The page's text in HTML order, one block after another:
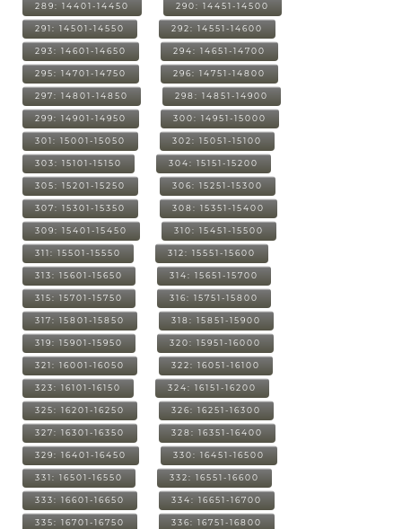
289: 14401-14450 290: 14451-14500
291: 14501-14550 292: 14551-14600
293: 14601-14650 294: 14651-14700
295: 14701-14750 296: 14751-14800
297: 14801-14850 298: 14851-14900
299: 14901-14950 300: 14951-15000
301: 15001-15050 302: 15051-15100
303: 15101-15150 304: 15151-15200
305: 15201-15250 306: 15251-15300
307: 15301-15350 308: 15351-15400
309: 15401-15450 310: 15451-15500
311: 15501-15550 312: 15551-15600
313: 15601-15650 314: 15651-15700
315: 15701-15750 316: 15751-15800
317: 15801-15850 318: 15851-15900
319: 15901-15950 320: 15951-16000
321: 16001-16050 322: 16051-16100
323: 16101-16150 324: 16151-16200
325: 16201-16250 326: 16251-16300
327: 16301-16350 328: 16351-16400
329: 16401-16450 330: 16451-16500
331: 16501-16550 332: 16551-16600
333: 16601-16650 334: 16651-16700
335: 16701-16750 336: 16751-16800